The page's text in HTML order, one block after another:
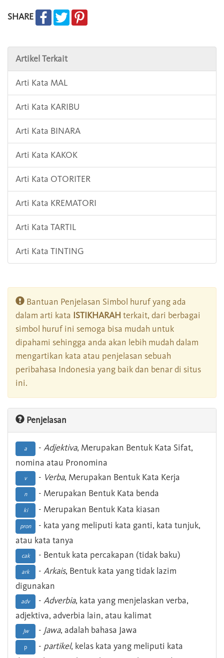
SHARE
Artikel Terkait
Arti Kata MAL
Arti Kata KARIBU
Arti Kata BINARA
Arti Kata KAKOK
Arti Kata OTORITER
Arti Kata KREMATORI
Arti Kata TARTIL
Arti Kata TINTING
Bantuan Penjelasan Simbol huruf yang ada
dalam arti kata ISTIKHARAH terkait, dari berbagai
simbol huruf ini semoga bisa mudah untuk
dipahami sehingga anda akan lebih mudah dalam
mengartikan kata atau penjelasan sebuah
peribahasa Indonesia yang baik dan benar di situs
ini.
Penjelasan
a - Adjektiva, Merupakan Bentuk Kata Sifat,
nomina atau Pronomina
v - Verba, Merupakan Bentuk Kata Kerja
n - Merupakan Bentuk Kata benda
ki - Merupakan Bentuk Kata kiasan
pron
- kata yang meliputi kata ganti, kata tunjuk,
atau kata tanya
cak - Bentuk kata percakapan (tidak baku)
ark - Arkais, Bentuk kata yang tidak lazim
digunakan
adv - Adverbia, kata yang menjelaskan verba,
adjektiva, adverbia lain, atau kalimat
Jw - Jawa, adalah bahasa Jawa
p - partikel, kelas kata yang meliputi kata